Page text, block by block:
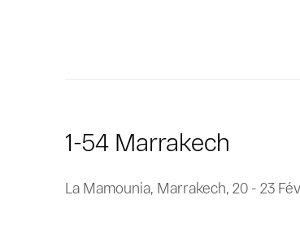
1-54 Marrakech
La Mamounia, Marrakech, 20 - 23